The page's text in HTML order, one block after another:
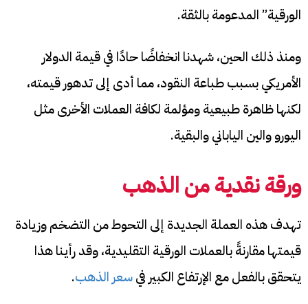
الورقية” المدعومة بالثقة.
ومنذ ذلك الحين، شهدنا انخفاضًا حادًا في قيمة الدولار
الأمريكي بسبب طباعة النقود، مما أدى إلى تدهور قيمته،
لكنها ظاهرة طبيعية ومؤلمة لكافة العملات الأخرى مثل
اليورو والين الياباني والبقية.
ورقة نقدية من الذهب
تهدف هذه العملة الجديدة إلى التحوط من التضخم وزيادة
قيمتها مقارنةً بالعملات الورقية التقليدية، وقد رأينا هذا
يتحقق بالفعل مع الإرتفاع الكبير فيسعر الذهب.